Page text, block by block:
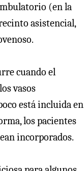
(en la
asistencial,
cuando el
vasos
está incluida en
los pacientes
incorporados.